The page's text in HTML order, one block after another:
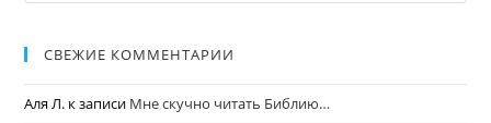
СВЕЖИЕ КОММЕНТАРИИ
Аля Л. к записи Мне скучно читать Библию…